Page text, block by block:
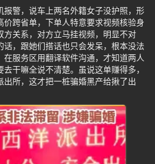
报警，说车上两名外籍女子没护照，形
跨省单，下单人特意要求视频核验身
方关系，对方立马挂视频，明显不对
话，跟她们搭话也只会发呆，根本没法
服务区用翻译软件沟通，才知道两人
干嘛全说不清楚。虽说这单赚得多，
所，这才把一桩骗婚黑产给揪了出